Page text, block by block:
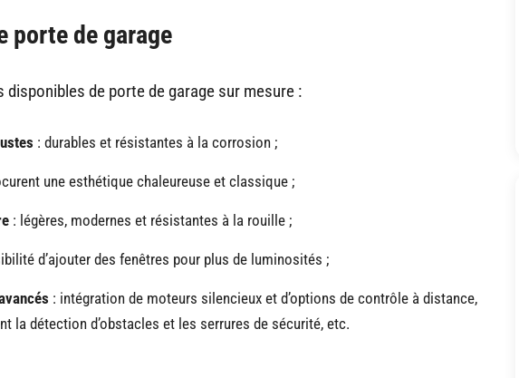
porte de garage
de porte de garage sur mesure :
: durables et résistantes à la corrosion ;
une esthétique chaleureuse et classique ;
: légères, modernes et résistantes à la rouille ;
d’ajouter des fenêtres pour plus de luminosités ;
: intégration de moteurs silencieux et d’options de contrôle à distance,
la détection d’obstacles et les serrures de sécurité, etc.